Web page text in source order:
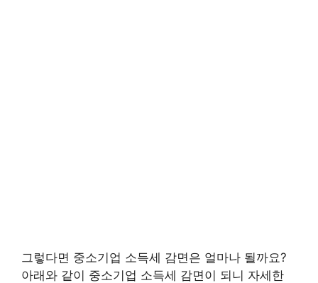
그렇다면 중소기업 소득세 감면은 얼마나 될까요?
아래와 같이 중소기업 소득세 감면이 되니 자세한